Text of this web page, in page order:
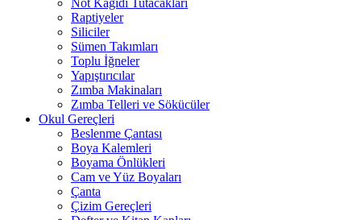
Not Kağıdı Tutacakları
Raptiyeler
Siliciler
Sümen Takımları
Toplu İğneler
Yapıştırıcılar
Zımba Makinaları
Zımba Telleri ve Sökücüler
Okul Gereçleri
Beslenme Çantası
Boya Kalemleri
Boyama Önlükleri
Cam ve Yüz Boyaları
Çanta
Çizim Gereçleri